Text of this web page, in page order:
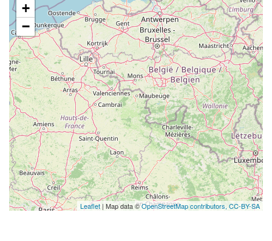
+
−
Leaflet | Map data ©OpenStreetMap contributors, CC-BY-SA